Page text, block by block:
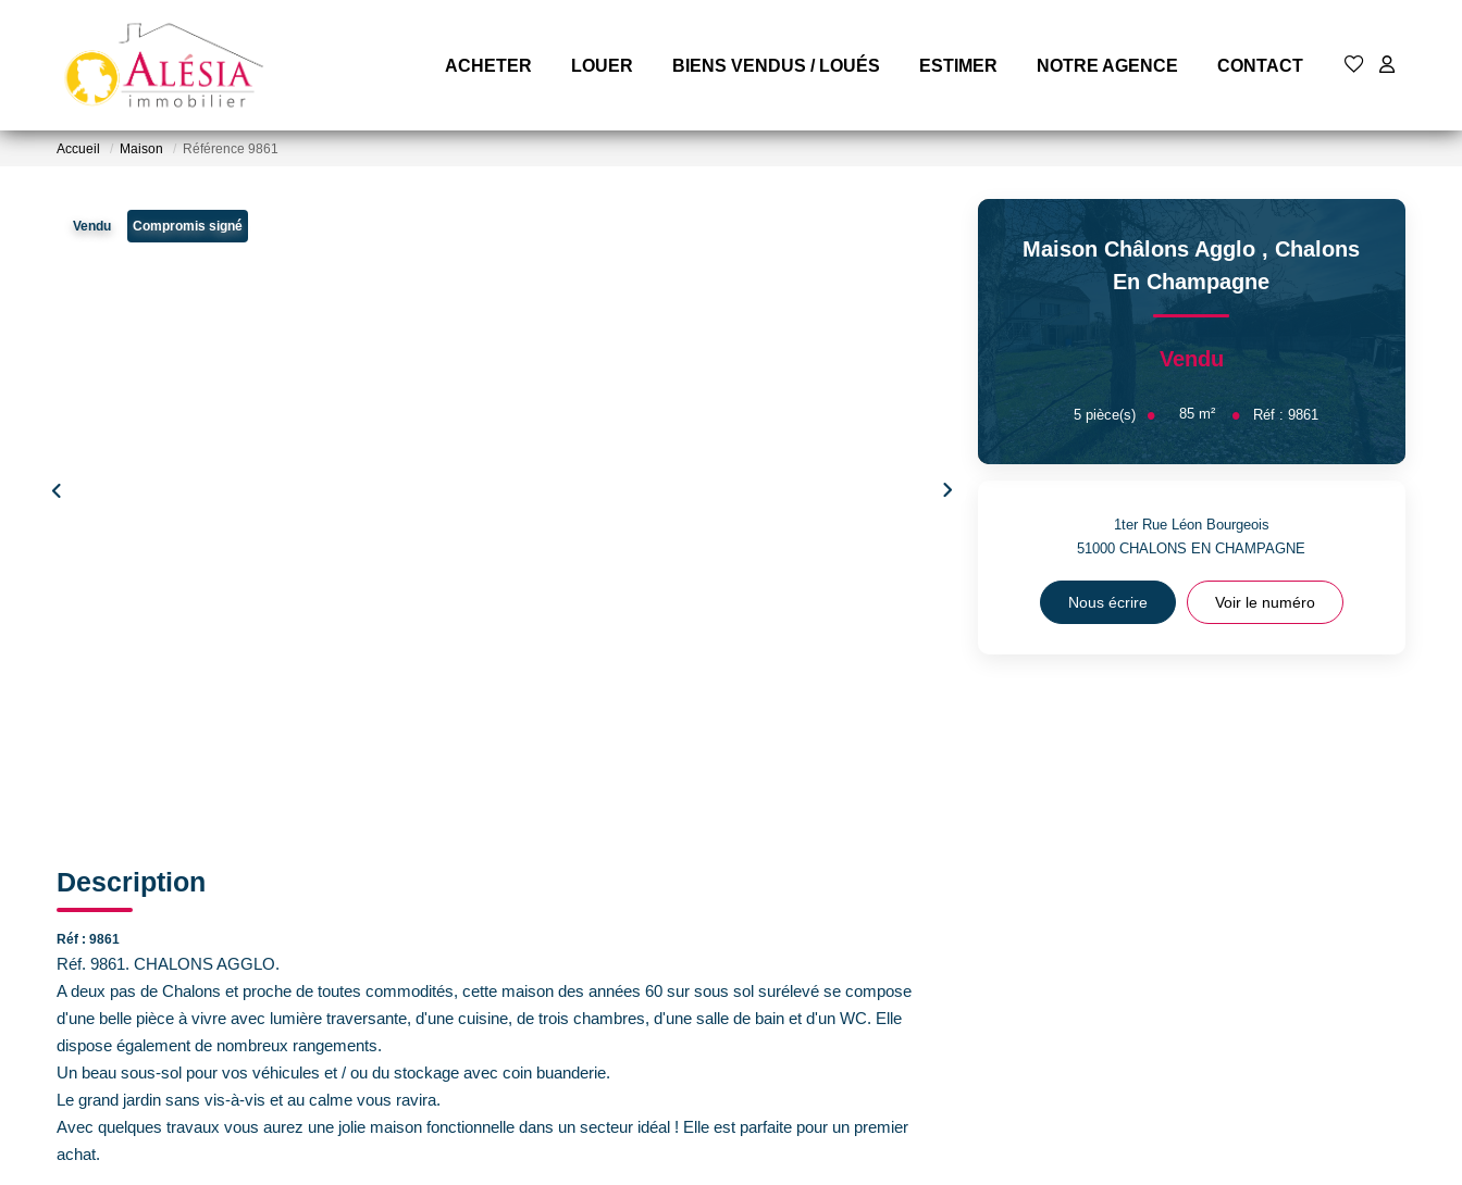
ACHETER LOUER BIENS VENDUS / LOUÉS ESTIMER NOTRE AGENCE CONTACT
Accueil Maison Référence 9861
Vendu Compromis signé
Description
Réf : 9861
Réf. 9861. CHALONS AGGLO.
A deux pas de Chalons et proche de toutes commodités, cette maison des années 60 sur sous sol surélevé se compose
d'une belle pièce à vivre avec lumière traversante, d'une cuisine, de trois chambres, d'une salle de bain et d'un WC. Elle
dispose également de nombreux rangements.
Un beau sous-sol pour vos véhicules et / ou du stockage avec coin buanderie.
Le grand jardin sans vis-à-vis et au calme vous ravira.
Avec quelques travaux vous aurez une jolie maison fonctionnelle dans un secteur idéal ! Elle est parfaite pour un premier
achat.
Maison Châlons Agglo ,Chalons
En Champagne
Vendu
5 pièce(s) 85 m² Réf : 9861
1ter Rue Léon Bourgeois
51000CHALONS EN CHAMPAGNE
Nous écrire Voir le numéro